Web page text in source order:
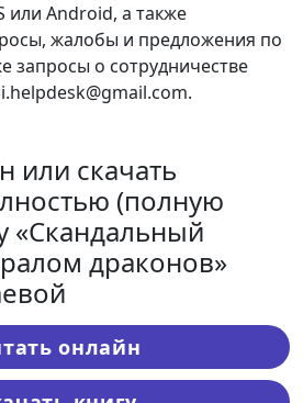
или Android, а также
жалобы и предложения по
запросы о сотрудничестве
или скачать
(полную
«Скандальный
драконов»
онлайн